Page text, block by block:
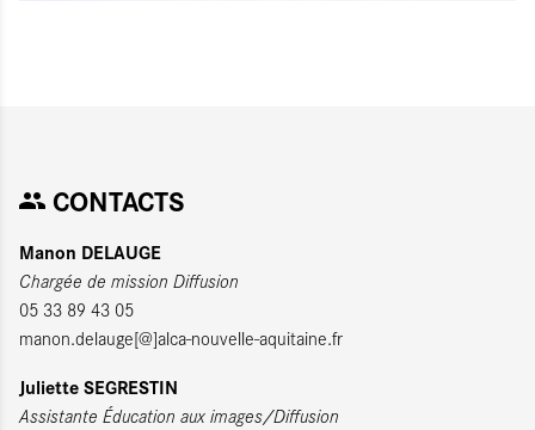
CONTACTS
Manon DELAUGE
Chargée de mission Diffusion
05 33 89 43 05
manon.delauge[@]alca-nouvelle-aquitaine.fr
Juliette SEGRESTIN
Assistante Éducation aux images/Diffusion